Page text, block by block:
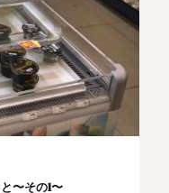
〜その1〜